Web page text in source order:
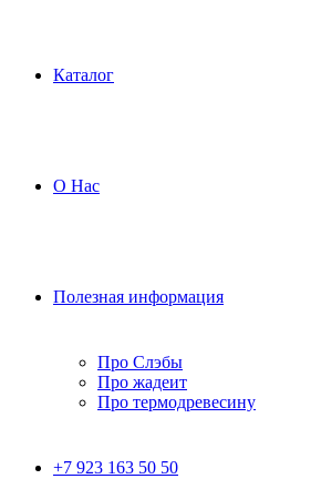
Каталог
О Нас
Полезная информация
Про Слэбы
Про жадеит
Про термодревесину
+7 923 163 50 50